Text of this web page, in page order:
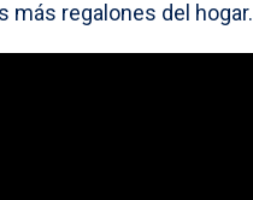
más regalones del hogar.